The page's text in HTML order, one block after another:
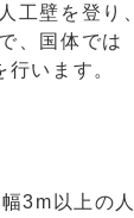
工壁を登り
、国体では
います。
3m以上の人